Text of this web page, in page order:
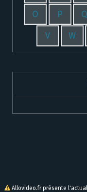
O P Q
V W
Allovideo.fr présente